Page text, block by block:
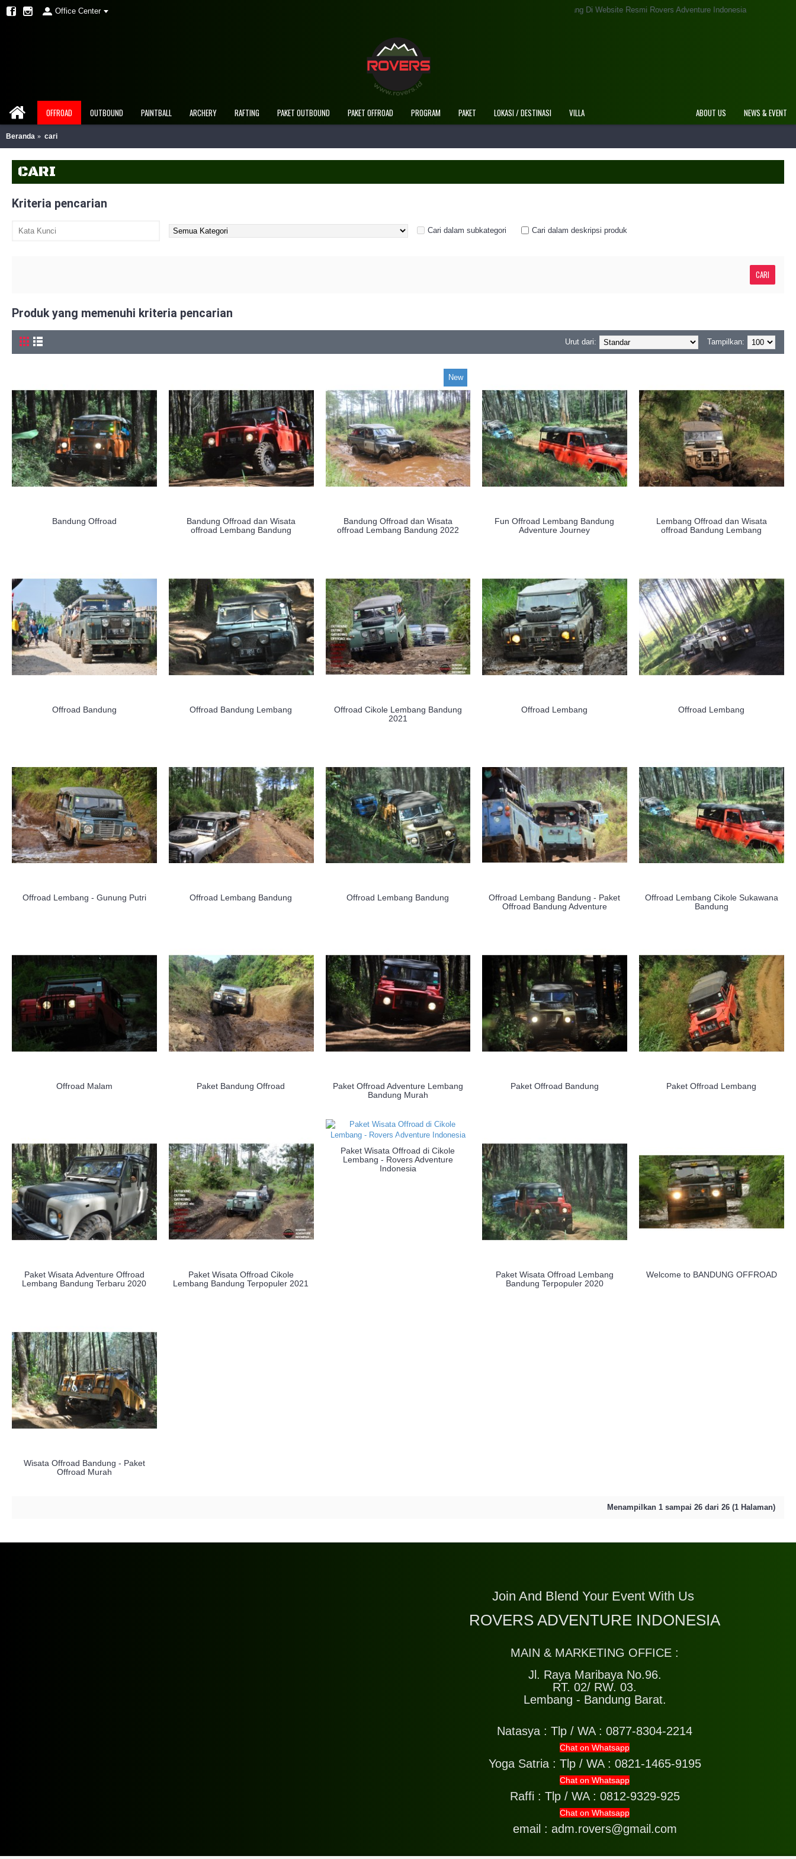
Office Center Selamat Datang Di Website Resmi Rovers Adventure Indonesia
OFFROAD OUTBOUND PAINTBALL ARCHERY RAFTING PAKET OUTBOUND PAKET OFFROAD PROGRAM PAKET LOKASI / DESTINASI VILLA NEWS & EVENT
ABOUT US
Beranda cari
CARI
Kriteria pencarian
Cari dalam subkategori Cari dalam deskripsi produk
Produk yang memenuhi kriteria pencarian
Tampilkan:
Urut dari:
Bandung Offroad
Bandung Offroad dan Wisata
offroad Lembang Bandung
New
Bandung Offroad dan Wisata
offroad Lembang Bandung 2022
Fun Offroad Lembang Bandung
Adventure Journey
Lembang Offroad dan Wisata
offroad Bandung Lembang
Offroad Bandung Offroad Bandung Lembang
Offroad Cikole Lembang Bandung
2021
Offroad Lembang Offroad Lembang
Offroad Lembang - Gunung Putri Offroad Lembang Bandung Offroad Lembang Bandung
Offroad Lembang Bandung - Paket
Offroad Bandung Adventure
Offroad Lembang Cikole Sukawana
Bandung
Offroad Malam Paket Bandung Offroad
Paket Offroad Adventure Lembang
Bandung Murah
Paket Offroad Bandung Paket Offroad Lembang
Paket Wisata Adventure Offroad
Lembang Bandung Terbaru 2020
Paket Wisata Offroad Cikole
Lembang Bandung Terpopuler 2021
Paket Wisata Offroad di Cikole
Lembang - Rovers Adventure
Indonesia
Paket Wisata Offroad Lembang
Bandung Terpopuler 2020
Welcome to BANDUNG OFFROAD
Wisata Offroad Bandung - Paket
Offroad Murah
Menampilkan 1 sampai 26 dari 26 (1 Halaman)
Join And Blend Your Event With Us
ROVERS ADVENTURE INDONESIA
MAIN & MARKETING OFFICE :
Jl. Raya Maribaya No.96.
RT. 02/ RW. 03.
Lembang - Bandung Barat.
Natasya :Tlp / WA : 0877-8304-2214
Chat on Whatsapp
Yoga Satria : Tlp / WA : 0821-1465-9195
Chat on Whatsapp
Raffi : Tlp / WA : 0812-9329-925
Chat on Whatsapp
email : adm.rovers@gmail.com